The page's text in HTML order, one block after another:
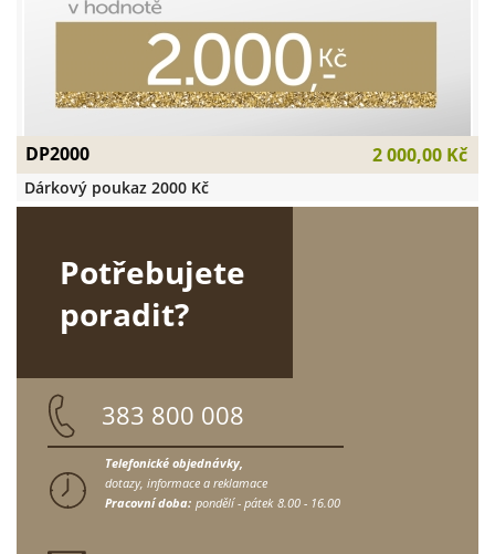
DP2000 2 000,00 Kč
Dárkový poukaz 2000 Kč
Potřebujete
poradit?
383 800 008
Telefonické objednávky,
dotazy, informace a reklamace
Pracovní doba: pondělí - pátek 8.00 - 16.00